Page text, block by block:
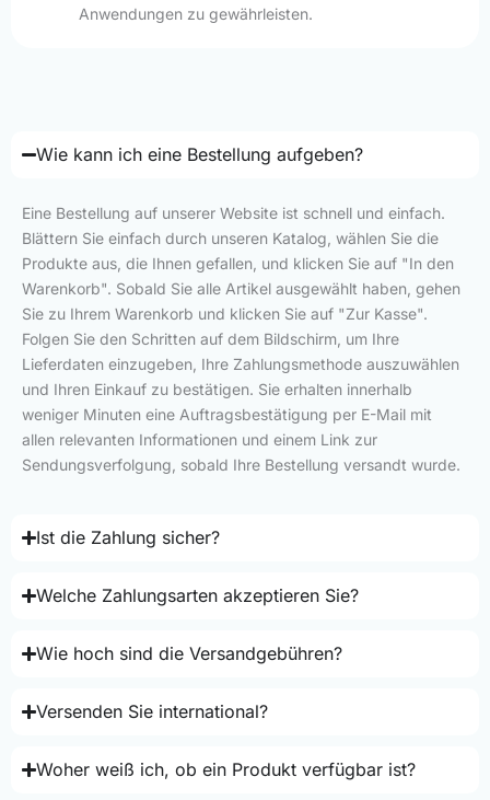
Anwendungen zu gewährleisten.
Wie kann ich eine Bestellung aufgeben?
Eine Bestellung auf unserer Website ist schnell und einfach.
Blättern Sie einfach durch unseren Katalog, wählen Sie die
Produkte aus, die Ihnen gefallen, und klicken Sie auf "In den
Warenkorb". Sobald Sie alle Artikel ausgewählt haben, gehen
Sie zu Ihrem Warenkorb und klicken Sie auf "Zur Kasse".
Folgen Sie den Schritten auf dem Bildschirm, um Ihre
Lieferdaten einzugeben, Ihre Zahlungsmethode auszuwählen
und Ihren Einkauf zu bestätigen. Sie erhalten innerhalb
weniger Minuten eine Auftragsbestätigung per E-Mail mit
allen relevanten Informationen und einem Link zur
Sendungsverfolgung, sobald Ihre Bestellung versandt wurde.
Ist die Zahlung sicher?
Welche Zahlungsarten akzeptieren Sie?
Wie hoch sind die Versandgebühren?
Versenden Sie international?
Woher weiß ich, ob ein Produkt verfügbar ist?